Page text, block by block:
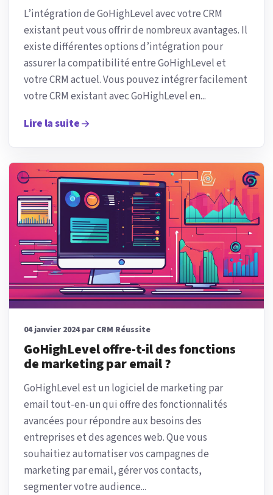
L’intégration de GoHighLevel avec votre CRM
existant peut vous offrir de nombreux avantages. Il
existe différentes options d’intégration pour
assurer la compatibilité entre GoHighLevel et
votre CRM actuel. Vous pouvez intégrer facilement
votre CRM existant avec GoHighLevel en...
Lire la suite
04 janvier 2024 par CRM Réussite
GoHighLevel offre-t-il des fonctions
de marketing par email ?
GoHighLevel est un logiciel de marketing par
email tout-en-un qui offre des fonctionnalités
avancées pour répondre aux besoins des
entreprises et des agences web. Que vous
souhaitiez automatiser vos campagnes de
marketing par email, gérer vos contacts,
segmenter votre audience...